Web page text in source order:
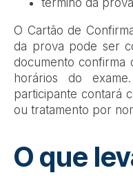
término da
O Cartão de
da prova pode ser
documento confirma
horários do
participante contará
ou tratamento por
O que